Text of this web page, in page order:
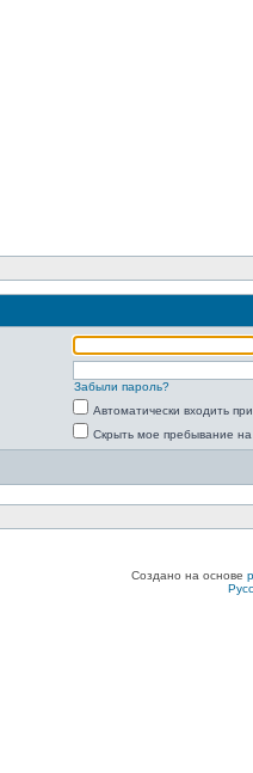
Забыли пароль?
Автоматически входить
Скрыть мое пребывание
Создано на основе